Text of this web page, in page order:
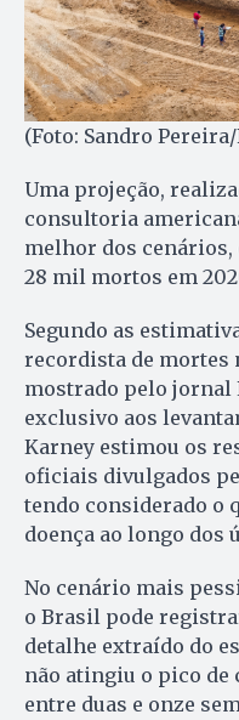
(Foto: Sandro
Uma projeção,
consultoria
melhor dos cenários,
28 mil mortos em
Segundo as
recordista de mortes
mostrado pelo jornal
exclusivo aos
Karney estimou os
oficiais divulgados
tendo considerado o
doença ao longo dos
No cenário mais
o Brasil pode
detalhe extraído do
não atingiu o pico de
entre duas e onze